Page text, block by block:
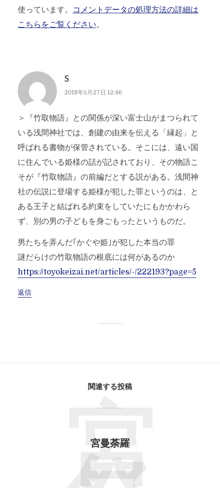
使っています。
コメントデータの処理方法の詳細は
こちらをご覧ください。
S
2018年5月27日 12:46
＞『竹取物語』との関係が深い富士山がまつられて
いる浅間神社では、創建の由来を伝える「縁起」と
呼ばれる書物が保管されている。そこには、遠い国
に住んでいる姫様の話が記されており、その物語こ
そが『竹取物語』の前編だとする説がある。浅間神
社の伝説に登場する姫様が犯した罪というのは、と
ある王子と結ばれる約束をしていたにもかかわら
ず、別の男の子どもを身ごもったというものだ。
男たちを弄んだ｢かぐや姫｣が犯した本当の罪
謎だらけの竹取物語の根底には何があるのか
https://toyokeizai.net/articles/-/222193?page=5
返信
関連する投稿
宮曼荼羅
宮